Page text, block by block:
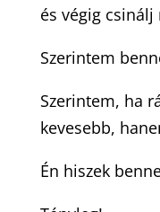
és végig
Szerintem
Szerintem, ha
kevesebb,
Én hiszek